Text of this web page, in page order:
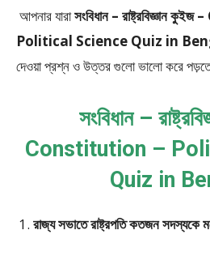
আপনার যারাসংবিধান – রাষ্ট্রবিজ্ঞান
Political Science Quiz in
দেওয়া প্রশ্ন ও উত্তর গুলো ভালো করে
সংবিধান –
Constitution –
Quiz in
রাজ্য সভাতে রাষ্ট্রপতি কতজন সদস্যকে